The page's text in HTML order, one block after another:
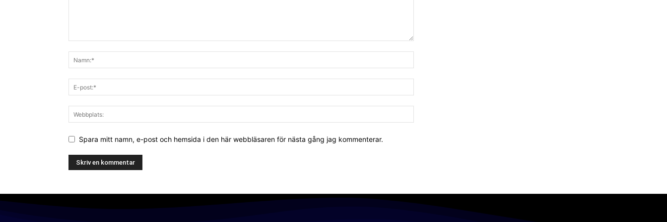
Spara mitt namn, e-post och hemsida i den här webbläsaren för nästa gång jag kommenterar.